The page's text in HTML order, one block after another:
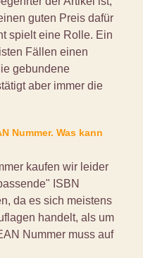
guten Preis dafür
spielt eine Rolle. Ein
Fällen einen
gebundene
aber immer die
Nummer. Was kann
kaufen wir leider
ISBN
da es sich meistens
handelt, als um
Nummer muss auf